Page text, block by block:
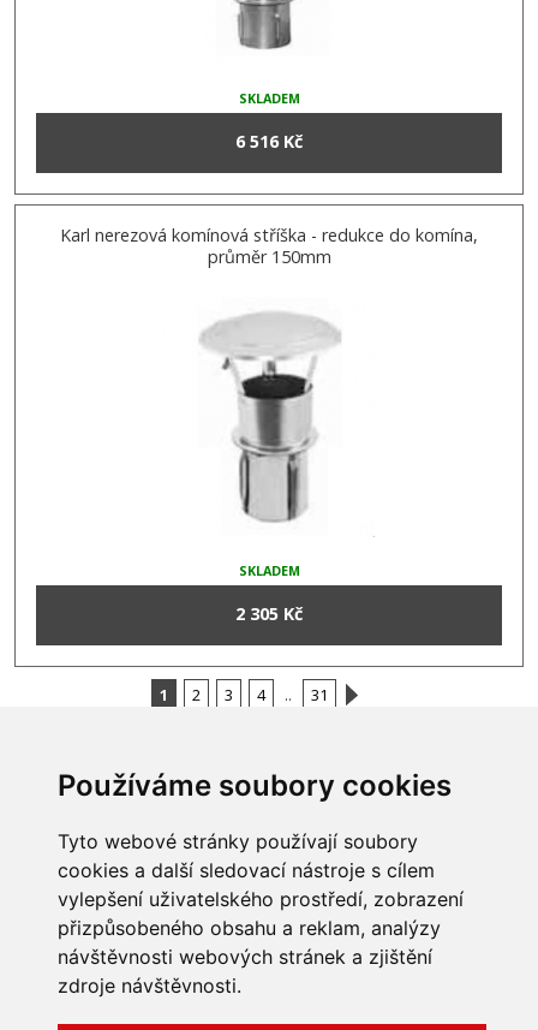
Používáme soubory cookies
Tyto webové stránky používají soubory
cookies a další sledovací nástroje s cílem
vylepšení uživatelského prostředí, zobrazení
přizpůsobeného obsahu a reklam, analýzy
návštěvnosti webových stránek a zjištění
zdroje návštěvnosti.
SKLADEM
6 516 Kč
Karl nerezová komínová stříška - redukce do komína,
průměr 150mm
SKLADEM
2 305 Kč
1 2 3 4 .. 31
Obchodní podmínky
Zpracování a ochrana
osobních údajů
Jak nakupovat
O nás
Kontakt
Všechna práva vyhrazena
Bravura s.r.o. © 2026
profesionální webové stránky: triangl web